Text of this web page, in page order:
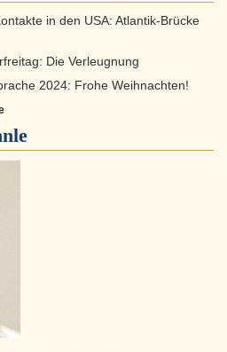
in den USA: Atlantik-Brücke
Die Verleugnung
2024: Frohe Weihnachten!